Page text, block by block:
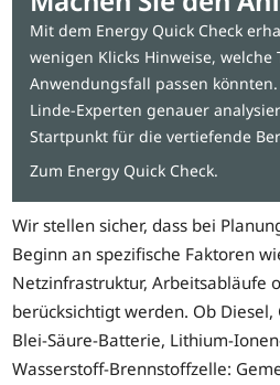
Mit dem Energy Quick Check
wenigen Klicks Hinweise,
Anwendungsfall passen
Linde-Experten genauer
Startpunkt für die vertiefende
Zum Energy Quick Check.
Wir stellen sicher, dass bei
Beginn an spezifische Faktoren
Netzinfrastruktur, Arbeitsabläufe
berücksichtigt werden. Ob Diesel,
Blei-Säure-Batterie, Lithium-
Wasserstoff-Brennstoffzelle: